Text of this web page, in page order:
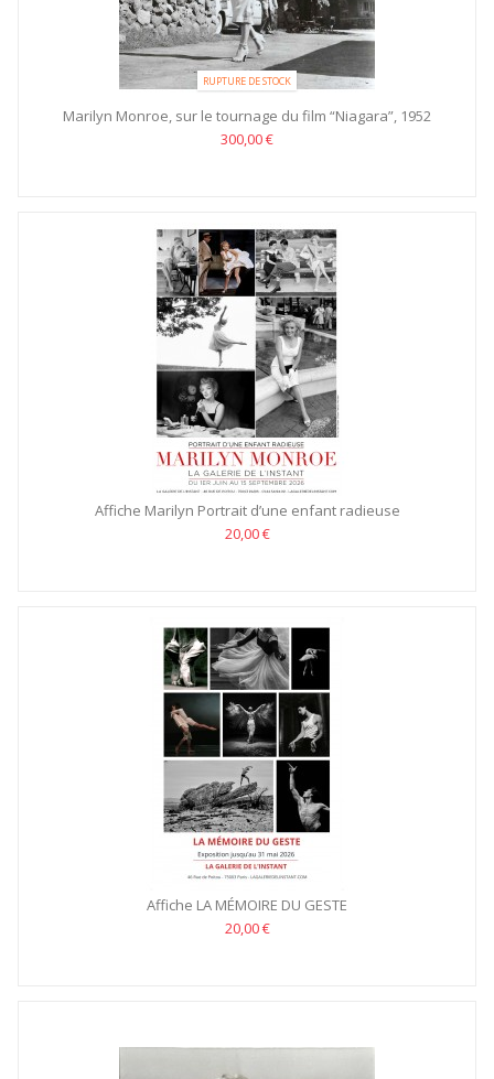
RUPTURE DE STOCK
Marilyn Monroe, sur le tournage du film “Niagara”, 1952
300,00 €
Affiche Marilyn Portrait d’une enfant radieuse
20,00 €
Affiche LA MÉMOIRE DU GESTE
20,00 €